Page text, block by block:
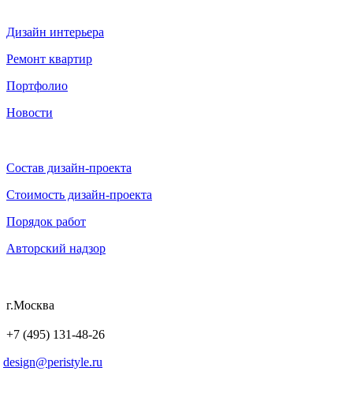
Дизайн интерьера
Ремонт квартир
Портфолио
Новости
Состав дизайн-проекта
Стоимость дизайн-проекта
Порядок работ
Авторский надзор
г.Москва
+7 (495) 131-48-26
design@peristyle.ru